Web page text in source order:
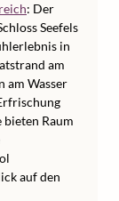
: Der
Seefels
in
am
am Wasser
Raum
auf den